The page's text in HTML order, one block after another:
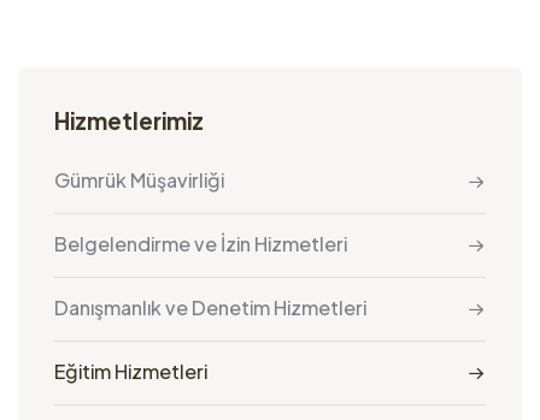
Hizmetlerimiz
Gümrük Müşavirliği
Belgelendirme ve İzin Hizmetleri
Danışmanlık ve Denetim Hizmetleri
Eğitim Hizmetleri